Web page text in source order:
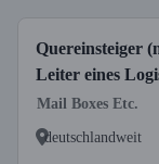
Quereinsteiger
Leiter eines
Mail Boxes Etc.
deutschlandweit